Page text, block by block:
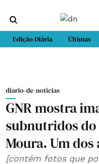
Edição Diária Últimas
diario-de-noticias
GNR mostra
subnutridos do
Moura. Um
[contém fotos que